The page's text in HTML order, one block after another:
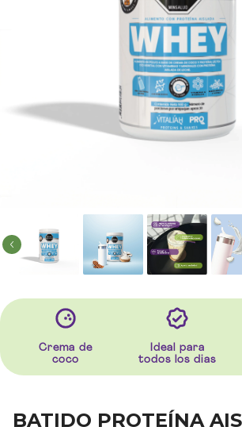
Crema de
coco
Ideal para
todos los dias
BATIDO PROTEÍNA